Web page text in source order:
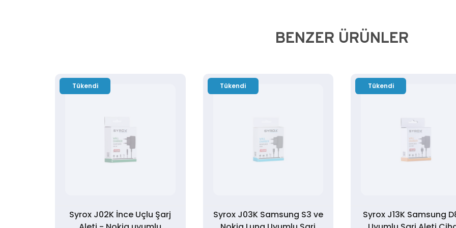
BENZER ÜRÜNLER
Tükendi
Syrox J02K İnce Uçlu Şarj
Tükendi
Syrox J03K Samsung S3 ve
Tükendi
Syrox J13K Samsung